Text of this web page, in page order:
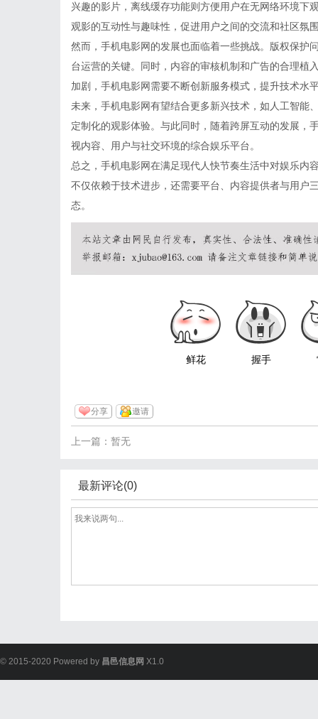
兴趣的影片，离线缓存功能则方便用户在无网络环境下
观影的互动性与趣味性，促进用户之间的交流和社区氛
然而，手机电影网的发展也面临着一些挑战。版权保护
台运营的关键。同时，内容的审核机制和广告的合理植
加剧，手机电影网需要不断创新服务模式，提升技术水
未来，手机电影网有望结合更多新兴技术，如人工智能
定制化的观影体验。与此同时，随着跨屏互动的发展，
视内容、用户与社交环境的综合娱乐平台。
总之，手机电影网在满足现代人快节奏生活中对娱乐内
不仅依赖于技术进步，还需要平台、内容提供者与用户
态。
鲜花 握手
分享 邀请
上一篇：暂无
最新评论(0)
© 2015-2020 Powered by 昌邑信息网 X1.0